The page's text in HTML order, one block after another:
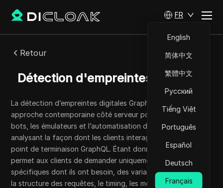
FR
English
简体中文
繁體中文
Русский
Tiếng Việt
Português
Español
Deutsch
Français
Retour
Détection d'empreintes GraphQL
La détection d’empreintes digitales GraphQL représente une
approche contemporaine côté serveur pour identifier les
bots, les émulateurs et l’automatisation douteuse en
analysant la façon dont les clients interagissent avec un
point de terminaison GraphQL. Étant donné que GraphQL
permet aux clients de demander uniquement les champs
spécifiques dont ils ont besoin, des variations subtiles dans
la structure des requêtes, le timing, les modèles d’en-tête et